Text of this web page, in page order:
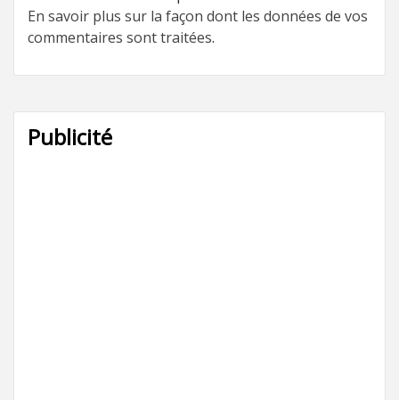
En savoir plus sur la façon dont les données de vos
commentaires sont traitées.
Publicité